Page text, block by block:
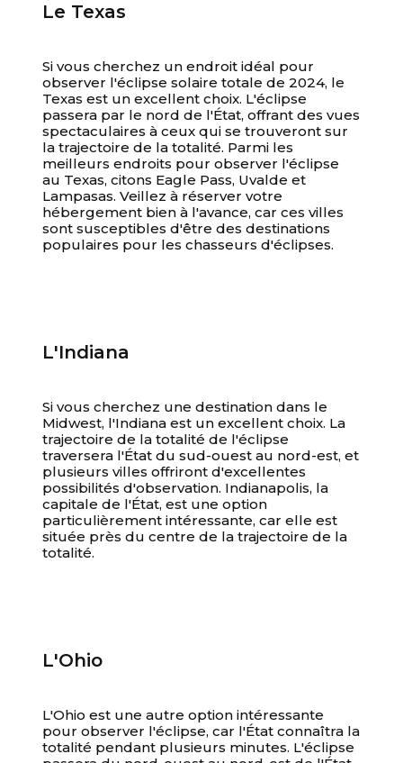
Le Texas
Si vous cherchez un endroit idéal pour
observer l'éclipse solaire totale de 2024, le
Texas est un excellent choix. L'éclipse
passera par le nord de l'État, offrant des vues
spectaculaires à ceux qui se trouveront sur
la trajectoire de la totalité. Parmi les
meilleurs endroits pour observer l'éclipse
au Texas, citons Eagle Pass, Uvalde et
Lampasas. Veillez à réserver votre
hébergement bien à l'avance, car ces villes
sont susceptibles d'être des destinations
populaires pour les chasseurs d'éclipses.
L'Indiana
Si vous cherchez une destination dans le
Midwest, l'Indiana est un excellent choix. La
trajectoire de la totalité de l'éclipse
traversera l'État du sud-ouest au nord-est, et
plusieurs villes offriront d'excellentes
possibilités d'observation. Indianapolis, la
capitale de l'État, est une option
particulièrement intéressante, car elle est
située près du centre de la trajectoire de la
totalité.
L'Ohio
L'Ohio est une autre option intéressante
pour observer l'éclipse, car l'État connaîtra la
totalité pendant plusieurs minutes. L'éclipse